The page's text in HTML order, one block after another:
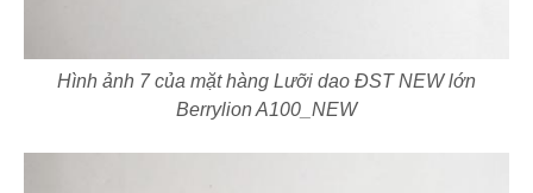
Hình ảnh 7 của mặt hàng Lưỡi dao ĐST NEW lớn
Berrylion A100_NEW